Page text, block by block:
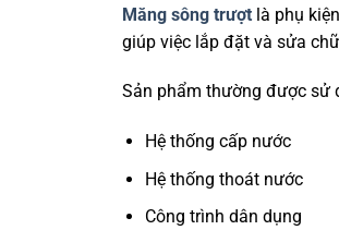
Măng sông trượt là phụ
giúp việc lắp đặt và sửa
Sản phẩm thường được sử
Hệ thống cấp nước
Hệ thống thoát nước
Công trình dân dụng